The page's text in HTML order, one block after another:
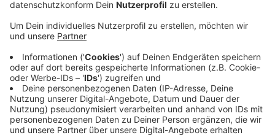
Anzeige
Das ist eine positiv überraschende Nachricht, denn: Bei
der Lebensqualität, wie z.B. Einkommen oder
Grünflächen, liegt Mönchengladbach eher am Ende des
Rankings (Rang 38). Die Mönchengladbacher sind also
deutlich zufriedener mit ihrem Leben als die objektiven